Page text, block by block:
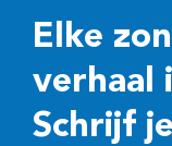
Elke
verhaal
Schrijf